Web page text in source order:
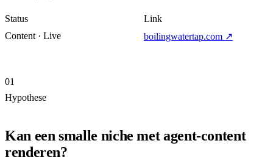
Status
Content · Live
Link
boilingwatertap.com ↗
01
Hypothese
Kan een smalle niche met agent-content
renderen?